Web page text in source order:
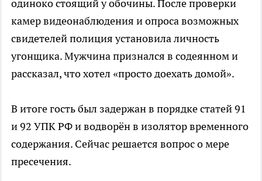
одиноко стоящий у обочины. После проверки
камер видеонаблюдения и опроса возможных
свидетелей полиция установила личность
угонщика. Мужчина признался в содеянном и
рассказал, что хотел «просто доехать домой».
В итоге гость был задержан в порядке статей 91
и 92 УПК РФ и водворён в изолятор временного
содержания. Сейчас решается вопрос о мере
пресечения.